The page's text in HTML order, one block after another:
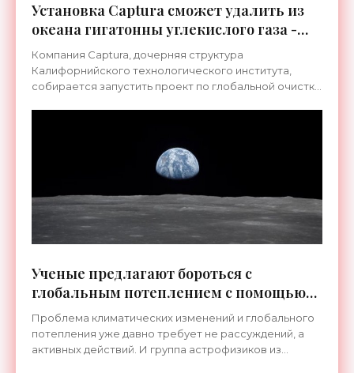
Установка Captura сможет удалить из
океана гигатонны углекислого газа -
«Технологии»
Компания Captura, дочерняя структура
Калифорнийского технологического института,
собирается запустить проект по глобальной очистке
Ученые предлагают бороться с
глобальным потеплением с помощью
лунных пылевых пушек - «Космос»
Проблема климатических изменений и глобального
потепления уже давно требует не рассуждений, а
активных действий. И группа астрофизиков из